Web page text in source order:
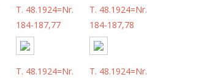
T. 48.1924=Nr.
184-187,77
T. 48.1924=Nr.
184-187,78
T. 48.1924=Nr.
T. 48.1924=Nr.